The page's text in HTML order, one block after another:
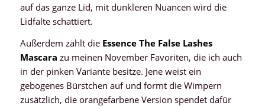
auf das ganze Lid, mit dunkleren Nuancen wird die
Lidfalte schattiert.
Außerdem zählt die Essence The False Lashes
Mascara zu meinen November Favoriten, die ich auch
in der pinken Variante besitze. Jene weist ein
gebogenes Bürstchen auf und formt die Wimpern
zusätzlich, die orangefarbene Version spendet dafür